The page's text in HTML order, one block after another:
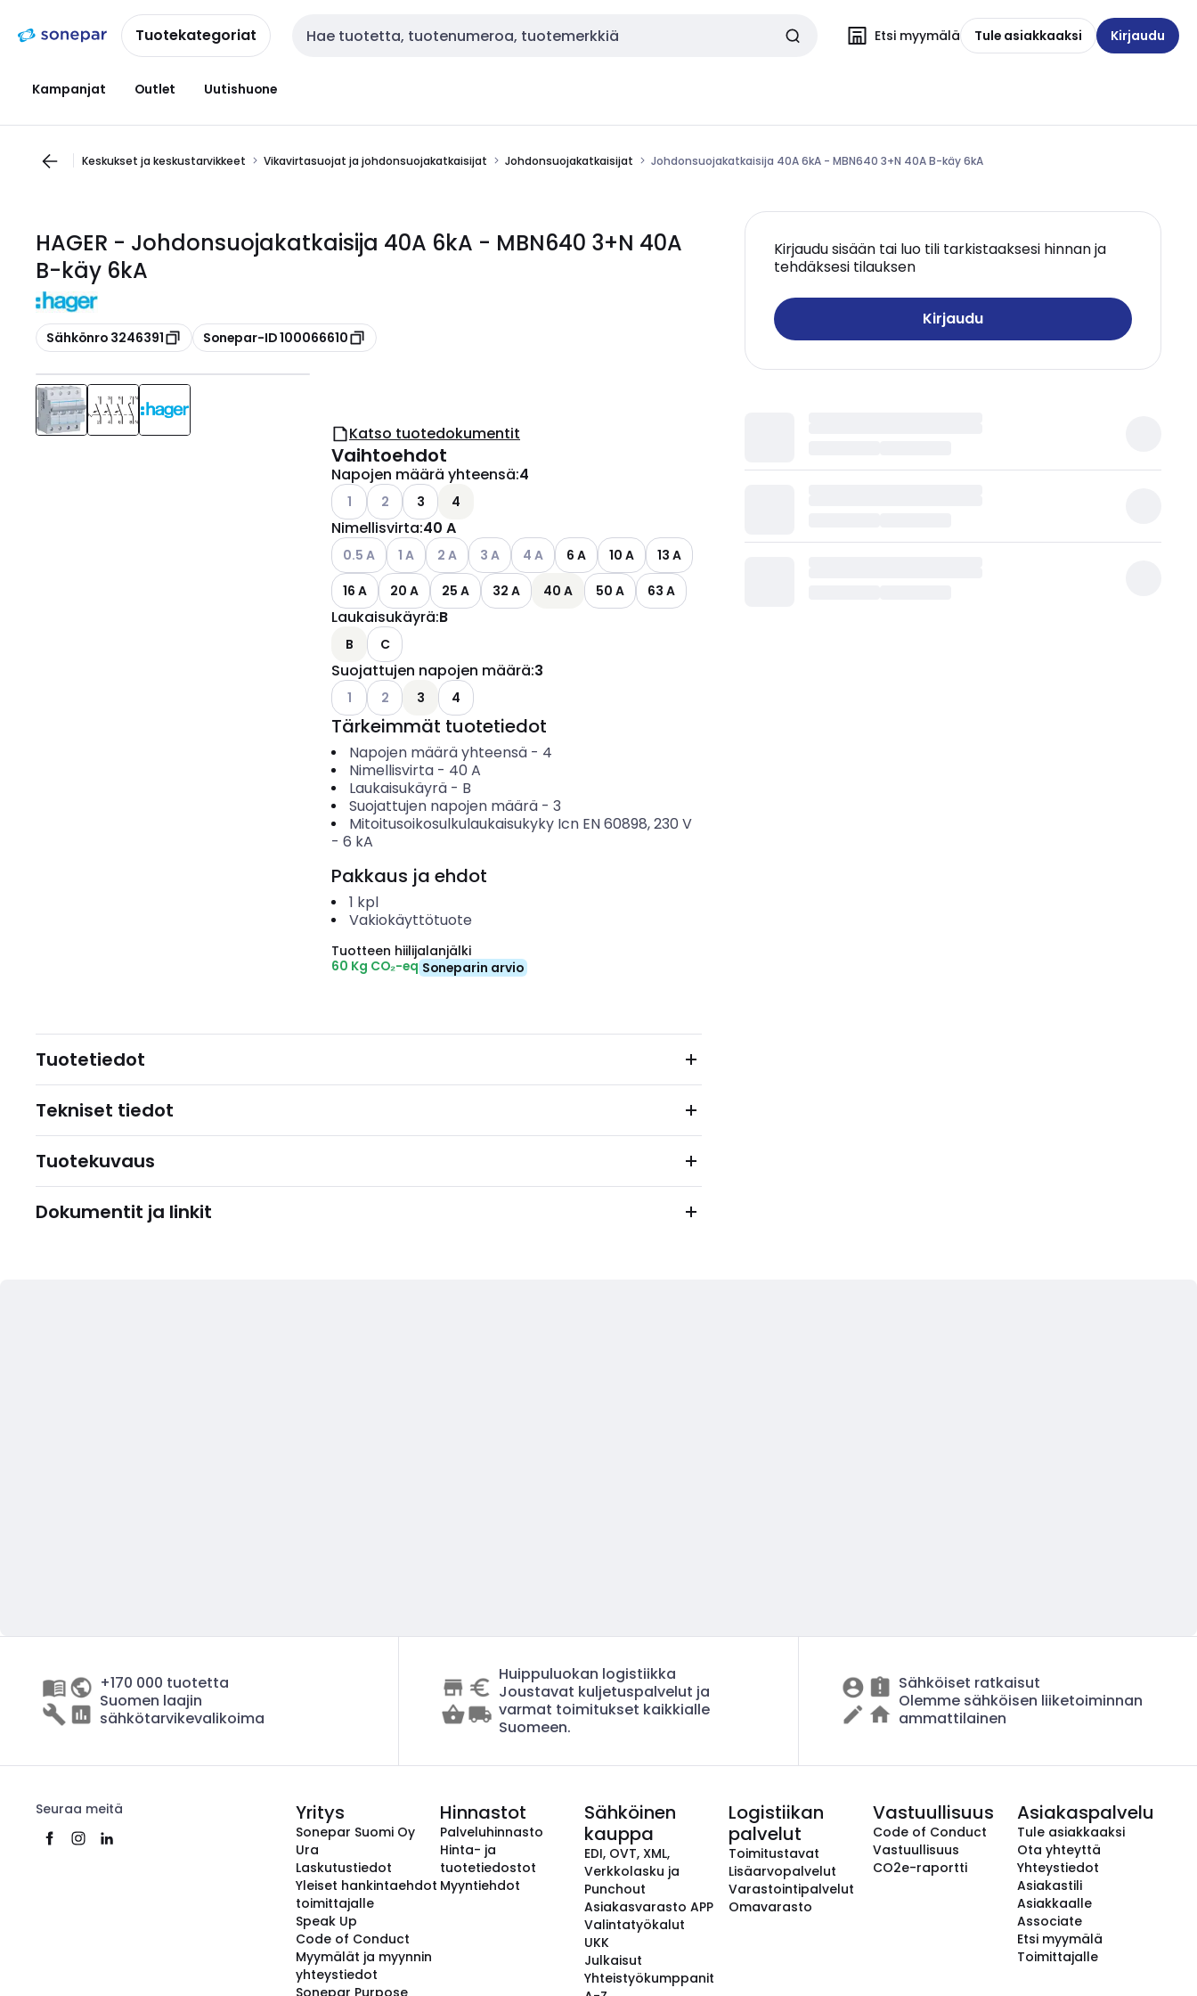
navigointiinsisältöönTuotekategoriat Haku Etsi myymälä Tule asiakkaaksi Kirjaudu
Kampanjat Outlet Uutishuone
Keskukset ja keskustarvikkeet Vikavirtasuojat ja johdonsuojakatkaisijat Johdonsuojakatkaisijat Johdonsuojakatkaisija 40A 6kA - MBN640 3+N 40A B-käy 6kA
HAGER - Johdonsuojakatkaisija 40A 6kA - MBN640 3+N 40A
B-käy 6kA
Kopioi
Sähkönro 3246391 Kopioi
Sonepar-ID 100066610
Kirjaudu sisään tai luo tili tarkistaaksesi hinnan ja
tehdäksesi tilauksen
Kirjaudu
Katso tuotedokumentit
Vaihtoehdot
Napojen määrä yhteensä:4
Katso käytettävissä olevat vaihtoehdot
1 Katso käytettävissä olevat vaihtoehdot
2 3 4
Nimellisvirta:40 A
Katso käytettävissä olevat vaihtoehdot
0.5 A Katso käytettävissä olevat vaihtoehdot
1 A Katso käytettävissä olevat vaihtoehdot
2 A Katso käytettävissä olevat vaihtoehdot
3 A Katso käytettävissä olevat vaihtoehdot
4 A 6 A 10 A
13 A
16 A
20 A 25 A 32 A 40 A 50 A 63 A
Laukaisukäyrä:B
B C
Suojattujen napojen määrä:3
Katso käytettävissä olevat vaihtoehdot
1 Katso käytettävissä olevat vaihtoehdot
2 3 4
Tärkeimmät tuotetiedot
Napojen määrä yhteensä- 4
Nimellisvirta- 40 A
Laukaisukäyrä- B
Suojattujen napojen määrä- 3
Mitoitusoikosulkulaukaisukyky Icn EN 60898, 230 V
- 6 kA
Pakkaus ja ehdot
1 kpl
Vakiokäyttötuote
Tuotteen hiilijalanjälki
60 Kg CO₂-eq Soneparin arvio
Tuotetiedot
Tekniset tiedot
Tuotekuvaus
Dokumentit ja linkit
+170 000 tuotetta
Suomen laajin
sähkötarvikevalikoima
Huippuluokan logistiikka
Joustavat kuljetuspalvelut ja
varmat toimitukset kaikkialle
Suomeen.
Sähköiset ratkaisut
Olemme sähköisen liiketoiminnan
ammattilainen
Seuraa meitä Yritys
Sonepar Suomi Oy
Ura
Laskutustiedot
Yleiset hankintaehdot
toimittajalle
Speak Up
Code of Conduct
Myymälät ja myynnin
yhteystiedot
Sonepar Purpose
Hinnastot
Palveluhinnasto
Hinta- ja
tuotetiedostot
Myyntiehdot
Sähköinen
kauppa
EDI, OVT, XML,
Verkkolasku ja
Punchout
Asiakasvarasto APP
Valintatyökalut
UKK
Julkaisut
Yhteistyökumppanit
Logistiikan
palvelut
Toimitustavat
Lisäarvopalvelut
Varastointipalvelut
Omavarasto
Vastuullisuus
Code of Conduct
Vastuullisuus
CO2e-raportti
Asiakaspalvelu
Tule asiakkaaksi
Ota yhteyttä
Yhteystiedot
Asiakastili
Asiakkaalle
Associate
Etsi myymälä
Toimittajalle